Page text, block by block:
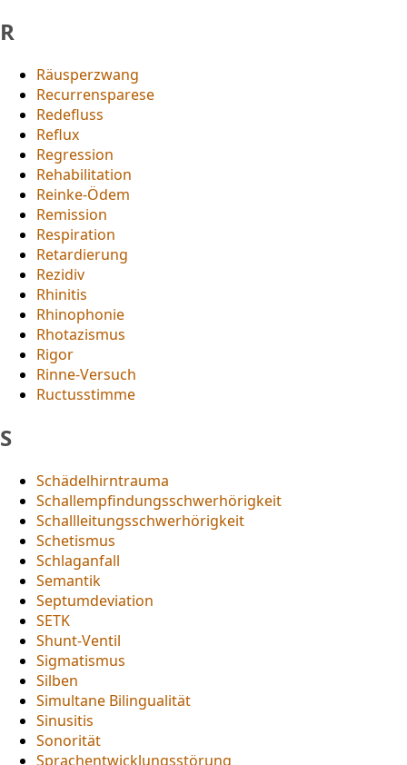
R
Räusperzwang
Recurrensparese
Redefluss
Reflux
Regression
Rehabilitation
Reinke-Ödem
Remission
Respiration
Retardierung
Rezidiv
Rhinitis
Rhinophonie
Rhotazismus
Rigor
Rinne-Versuch
Ructusstimme
S
Schädelhirntrauma
Schallempfindungsschwerhörigkeit
Schallleitungsschwerhörigkeit
Schetismus
Schlaganfall
Semantik
Septumdeviation
SETK
Shunt-Ventil
Sigmatismus
Silben
Simultane Bilingualität
Sinusitis
Sonorität
Sprachentwicklungsstörung